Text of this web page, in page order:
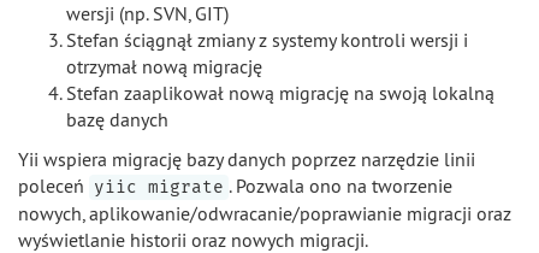
wersji (np. SVN, GIT)
Stefan ściągnął zmiany z systemy kontroli wersji i
otrzymał nową migrację
Stefan zaaplikował nową migrację na swoją lokalną
bazę danych
Yii wspiera migrację bazy danych poprzez narzędzie linii
poleceń yiic migrate . Pozwala ono na tworzenie
nowych, aplikowanie/odwracanie/poprawianie migracji oraz
wyświetlanie historii oraz nowych migracji.